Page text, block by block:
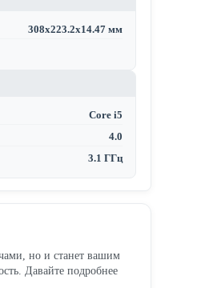
308x223.2x14.47 мм
Core i5
4.0
3.1 ГГц
но и станет вашим
Давайте подробнее